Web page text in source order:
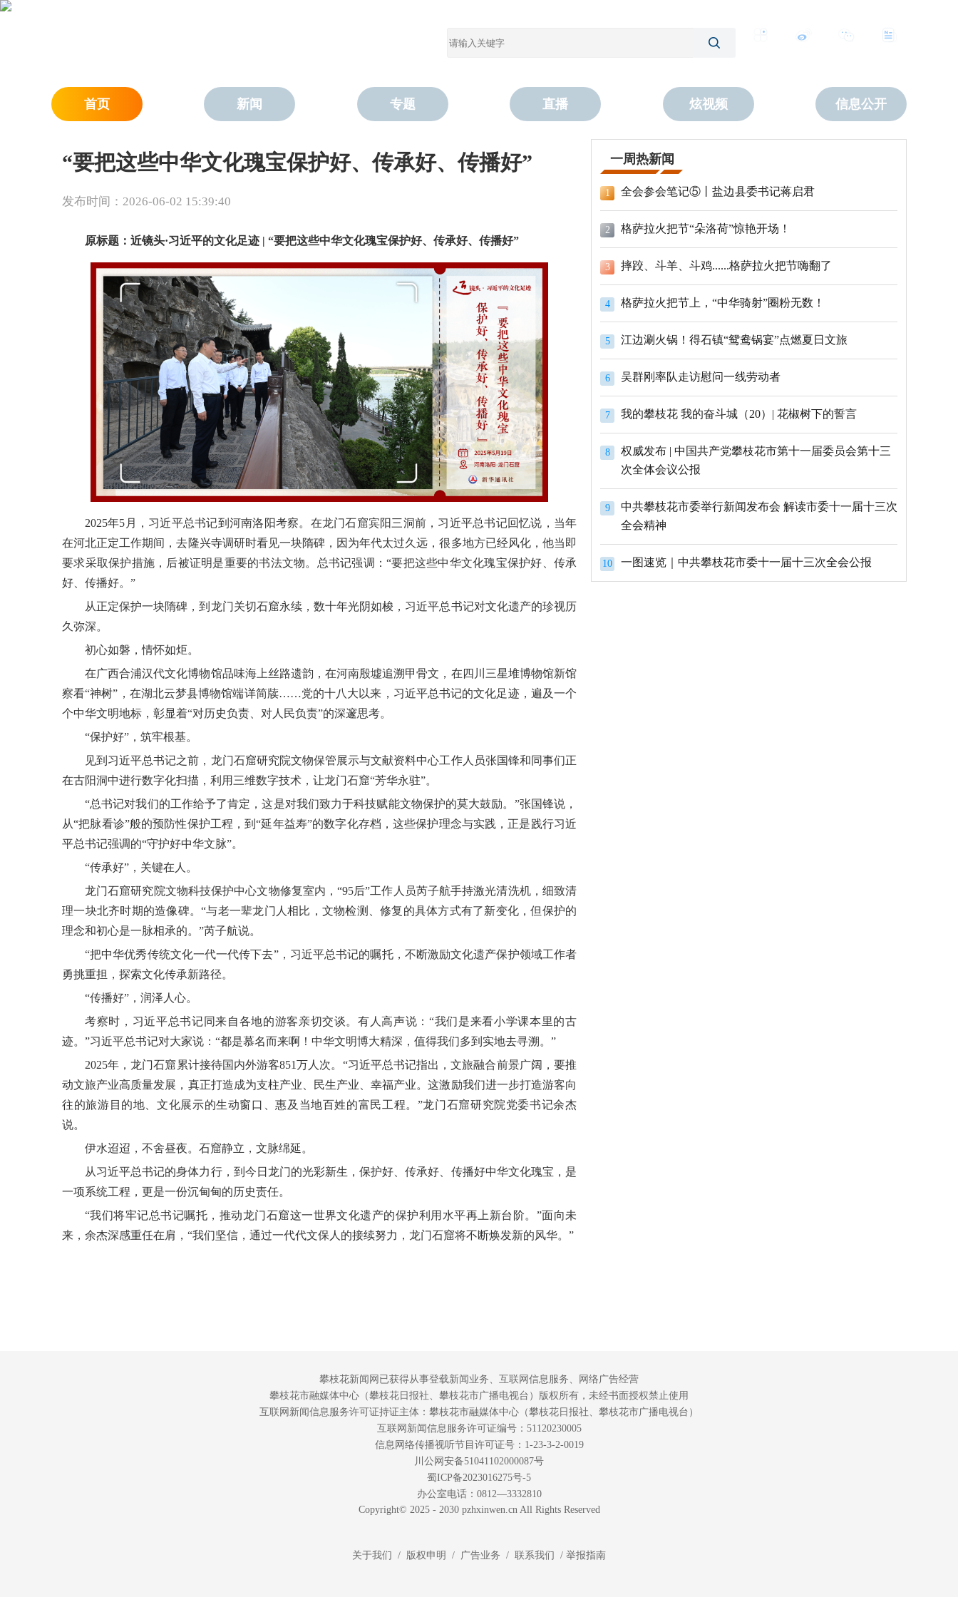
首页 新闻 专题 直播 炫视频 信息公开
“要把这些中华文化瑰宝保护好、传承好、传播好”
发布时间：2026-06-02 15:39:40
原标题：近镜头·习近平的文化足迹 | “要把这些中华文化瑰宝保护好、传承好、传播好”
2025年5月，习近平总书记到河南洛阳考察。在龙门石窟宾阳三洞前，习近平总书记回忆说，当年
在河北正定工作期间，去隆兴寺调研时看见一块隋碑，因为年代太过久远，很多地方已经风化，他当即
要求采取保护措施，后被证明是重要的书法文物。总书记强调：“要把这些中华文化瑰宝保护好、传承
好、传播好。”
从正定保护一块隋碑，到龙门关切石窟永续，数十年光阴如梭，习近平总书记对文化遗产的珍视历
久弥深。
初心如磐，情怀如炬。
在广西合浦汉代文化博物馆品味海上丝路遗韵，在河南殷墟追溯甲骨文，在四川三星堆博物馆新馆
察看“神树”，在湖北云梦县博物馆端详简牍……党的十八大以来，习近平总书记的文化足迹，遍及一个
个中华文明地标，彰显着“对历史负责、对人民负责”的深邃思考。
“保护好”，筑牢根基。
见到习近平总书记之前，龙门石窟研究院文物保管展示与文献资料中心工作人员张国锋和同事们正
在古阳洞中进行数字化扫描，利用三维数字技术，让龙门石窟“芳华永驻”。
“总书记对我们的工作给予了肯定，这是对我们致力于科技赋能文物保护的莫大鼓励。”张国锋说，
从“把脉看诊”般的预防性保护工程，到“延年益寿”的数字化存档，这些保护理念与实践，正是践行习近
平总书记强调的“守护好中华文脉”。
“传承好”，关键在人。
龙门石窟研究院文物科技保护中心文物修复室内，“95后”工作人员芮子航手持激光清洗机，细致清
理一块北齐时期的造像碑。“与老一辈龙门人相比，文物检测、修复的具体方式有了新变化，但保护的
理念和初心是一脉相承的。”芮子航说。
“把中华优秀传统文化一代一代传下去”，习近平总书记的嘱托，不断激励文化遗产保护领域工作者
勇挑重担，探索文化传承新路径。
“传播好”，润泽人心。
考察时，习近平总书记同来自各地的游客亲切交谈。有人高声说：“我们是来看小学课本里的古
迹。”习近平总书记对大家说：“都是慕名而来啊！中华文明博大精深，值得我们多到实地去寻溯。”
2025年，龙门石窟累计接待国内外游客851万人次。“习近平总书记指出，文旅融合前景广阔，要推
动文旅产业高质量发展，真正打造成为支柱产业、民生产业、幸福产业。这激励我们进一步打造游客向
往的旅游目的地、文化展示的生动窗口、惠及当地百姓的富民工程。”龙门石窟研究院党委书记余杰
说。
伊水迢迢，不舍昼夜。石窟静立，文脉绵延。
从习近平总书记的身体力行，到今日龙门的光彩新生，保护好、传承好、传播好中华文化瑰宝，是
一项系统工程，更是一份沉甸甸的历史责任。
“我们将牢记总书记嘱托，推动龙门石窟这一世界文化遗产的保护利用水平再上新台阶。”面向未
来，余杰深感重任在肩，“我们坚信，通过一代代文保人的接续努力，龙门石窟将不断焕发新的风华。”
一周热新闻
1 全会参会笔记⑤丨盐边县委书记蒋启君
2 格萨拉火把节“朵洛荷”惊艳开场！
3 摔跤、斗羊、斗鸡......格萨拉火把节嗨翻了
4 格萨拉火把节上，“中华骑射”圈粉无数！
5 江边涮火锅！得石镇“鸳鸯锅宴”点燃夏日文旅
6 吴群刚率队走访慰问一线劳动者
7 我的攀枝花 我的奋斗城（20）| 花椒树下的誓言
8
权威发布 | 中国共产党攀枝花市第十一届委员会第十三
次全体会议公报
9
中共攀枝花市委举行新闻发布会 解读市委十一届十三次
全会精神
10 一图速览｜中共攀枝花市委十一届十三次全会公报
攀枝花新闻网已获得从事登载新闻业务、互联网信息服务、网络广告经营
攀枝花市融媒体中心（攀枝花日报社、攀枝花市广播电视台）版权所有，未经书面授权禁止使用
互联网新闻信息服务许可证持证主体：攀枝花市融媒体中心（攀枝花日报社、攀枝花市广播电视台）
互联网新闻信息服务许可证编号：51120230005
信息网络传播视听节目许可证号：1-23-3-2-0019
川公网安备51041102000087号
蜀ICP备2023016275号-5
办公室电话：0812—3332810
Copyright© 2025 - 2030 pzhxinwen.cn All Rights Reserved
关于我们 / 版权申明 / 广告业务 / 联系我们 / 举报指南